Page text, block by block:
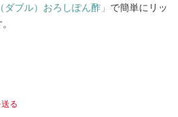
ダブル）おろしぽん酢」 で簡単にリッ
る